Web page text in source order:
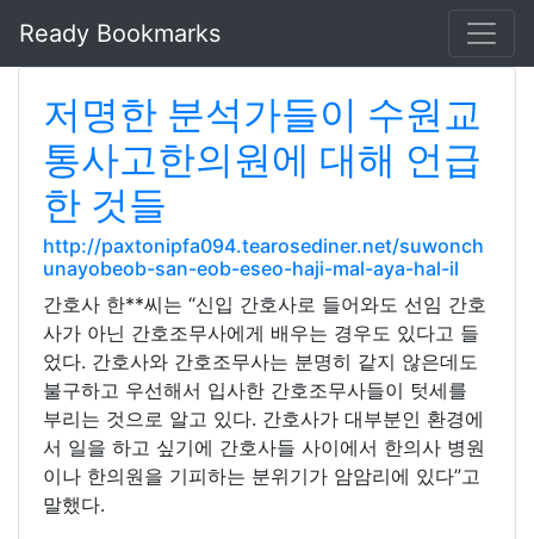
Ready Bookmarks
저명한 분석가들이 수원교
통사고한의원에 대해 언급
한 것들
http://paxtonipfa094.tearosediner.net/suwonch
unayobeob-san-eob-eseo-haji-mal-aya-hal-il
간호사 한**씨는 “신입 간호사로 들어와도 선임 간호
사가 아닌 간호조무사에게 배우는 경우도 있다고 들
었다. 간호사와 간호조무사는 분명히 같지 않은데도
불구하고 우선해서 입사한 간호조무사들이 텃세를
부리는 것으로 알고 있다. 간호사가 대부분인 환경에
서 일을 하고 싶기에 간호사들 사이에서 한의사 병원
이나 한의원을 기피하는 분위기가 암암리에 있다”고
말했다.